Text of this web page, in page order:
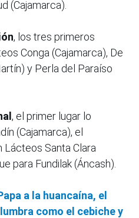
(Cajamarca).
, los tres primeros
Conga (Cajamarca), De
y Perla del Paraíso
, el primer lugar lo
(Cajamarca), el
Lácteos Santa Clara
para Fundilak (Áncash).
a la huancaína, el
como el cebiche y